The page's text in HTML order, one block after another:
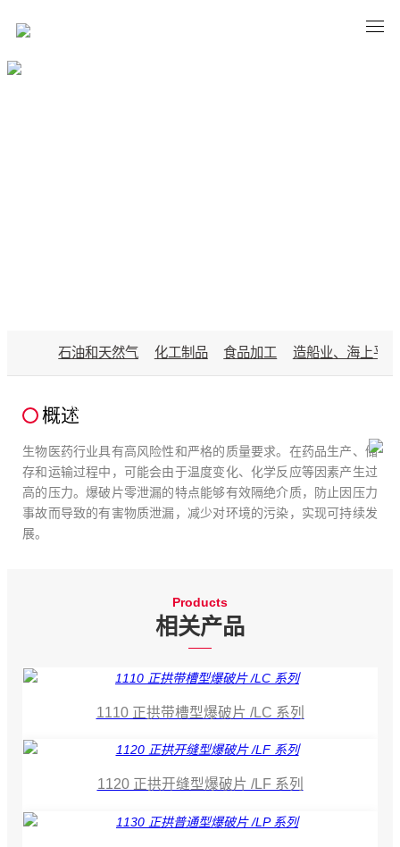
APPLICATIONS
行业应用
您当前所在的位置：
石油和天然气 化工制品 食品加工 造船业、海上平
概述
生物医药行业具有高风险性和严格的质量要求。在药品生产、储
存和运输过程中，可能会由于温度变化、化学反应等因素产生过
高的压力。爆破片零泄漏的特点能够有效隔绝介质，防止因压力
事故而导致的有害物质泄漏，减少对环境的污染，实现可持续发
展。
Products
相关产品
1110 正拱带槽型爆破片 /LC 系列
1120 正拱开缝型爆破片 /LF 系列